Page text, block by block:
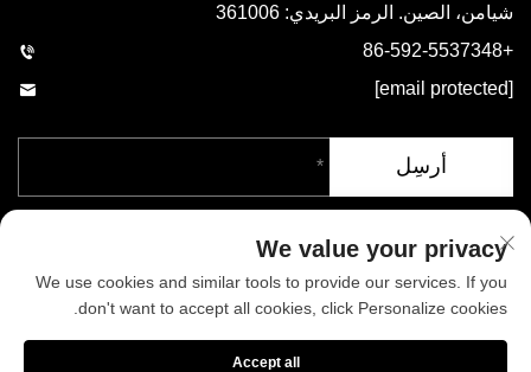
شيامن، الصين. الرمز البريدي: 361006
+86-592-5537348
[email protected]
أرسِل
حقوق الطبع والنشر © شركة شيامن فينيكس للصناعات المحدودة. جميع
We value your privacy
We use cookies and similar tools to provide our services. If you
don't want to accept all cookies, click Personalize cookies.
Accept all